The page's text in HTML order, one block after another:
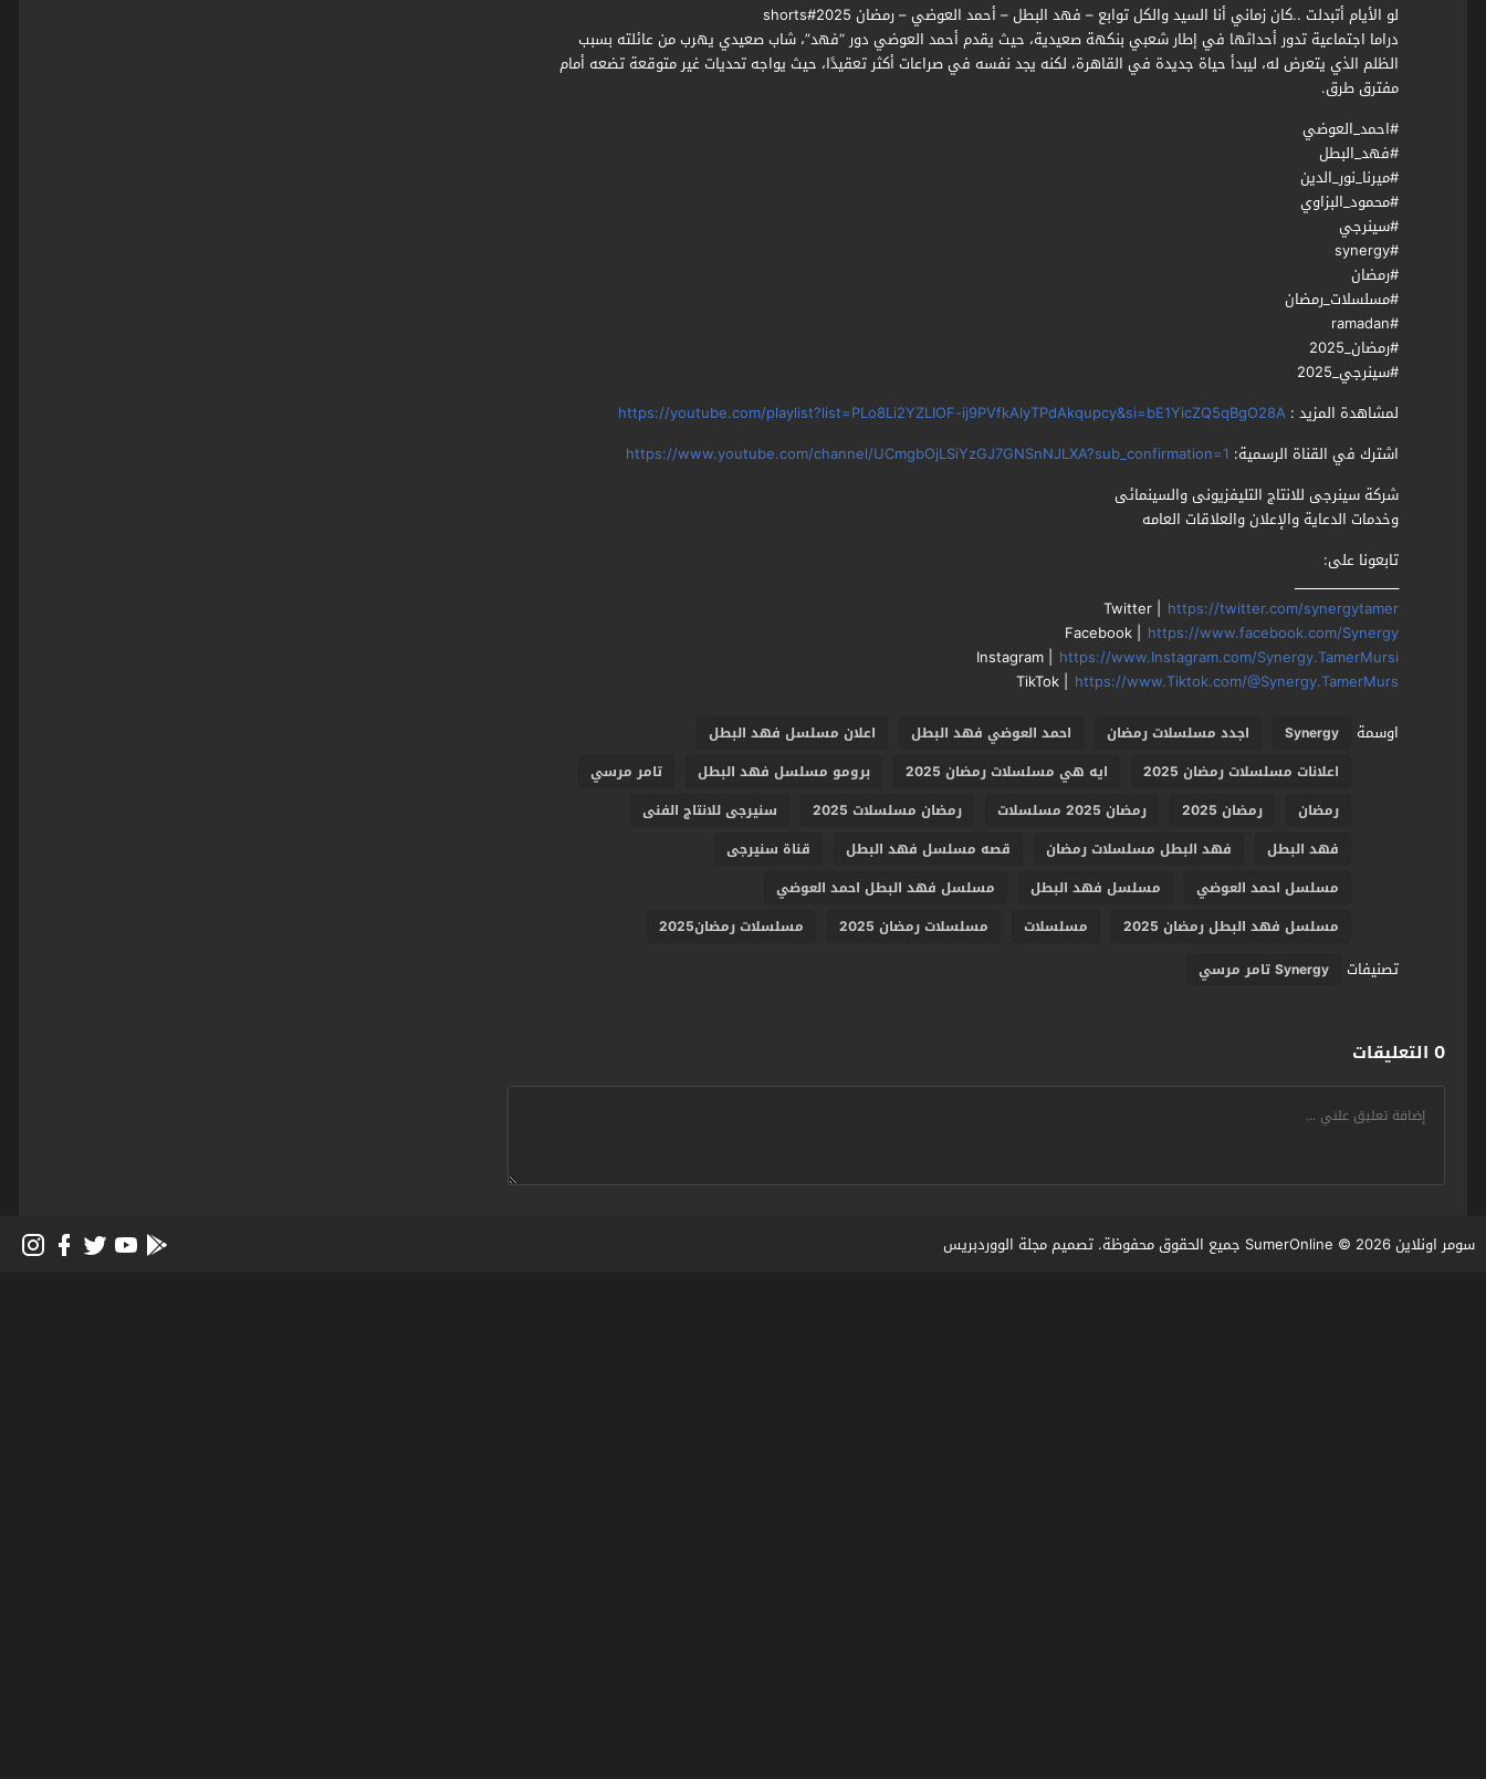
لو الأيام أتبدلت ..كان زماني أنا السيد والكل توابع – فهد البطل – أحمد العوضي – رمضان 2025#shorts
دراما اجتماعية تدور أحداثها في إطار شعبي بنكهة صعيدية، حيث يقدم أحمد العوضي دور “فهد”، شاب صعيدي يهرب من عائلته بسبب
الظلم الذي يتعرض له، ليبدأ حياة جديدة في القاهرة، لكنه يجد نفسه في صراعات أكثر تعقيدًا، حيث يواجه تحديات غير متوقعة تضعه أمام
مفترق طرق.
#احمد_العوضي
#فهد_البطل
#ميرنا_نور_الدين
#محمود_البزاوي
#سينرجي
#synergy
#رمضان
#مسلسلات_رمضان
#ramadan
#رمضان_2025
#سينرجي_2025
لمشاهدة المزيد :https://youtube.com/playlist?list=PLo8Li2YZLIOF-ij9PVfkAIyTPdAkqupcy&si=bE1YicZQ5qBgO28A
اشترك في القناة الرسمية: https://www.youtube.com/channel/UCmgbOjLSiYzGJ7GNSnNJLXA?sub_confirmation=1
شركة سينرجى للانتاج التليفزيونى والسينمائى
وخدمات الدعاية والإعلان والعلاقات العامه
تابعونا على:
ـــــــــــــــــــــــــــــــــــــــــــــــ
Twitter | https://twitter.com/synergytamer
Facebook | https://www.facebook.com/Synergy
Instagram | https://www.Instagram.com/Synergy.TamerMursi
TikTok | https://www.Tiktok.com/@Synergy.TamerMurs
اوسمة
Synergy اجدد مسلسلات رمضان احمد العوضي فهد البطل
اعلان مسلسل فهد البطل
اعلانات مسلسلات رمضان 2025
ايه هي مسلسلات رمضان 2025 برومو مسلسل فهد البطل
تامر مرسي
رمضان
رمضان 2025 رمضان 2025 مسلسلات رمضان مسلسلات 2025
سنيرجى للانتاج الفنى
فهد البطل
فهد البطل مسلسلات رمضان قصه مسلسل فهد البطل
قناة سنيرجى
مسلسل احمد العوضي
مسلسل فهد البطل
مسلسل فهد البطل احمد العوضي
مسلسل فهد البطل رمضان 2025
مسلسلات مسلسلات رمضان 2025 مسلسلات رمضان2025
تصنيفات Synergy تامر مرسي
0 التعليقات
سومر اونلاين SumerOnline© 2026 جميع الحقوق محفوظة. تصميم مجلة الووردبريس